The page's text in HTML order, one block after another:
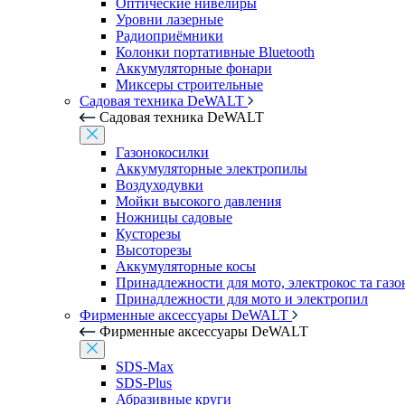
Оптические нивелиры
Уровни лазерные
Радиоприёмники
Колонки портативные Bluetooth
Аккумуляторные фонари
Миксеры строительные
Садовая техника DeWALT
Садовая техника DeWALT
Газонокосилки
Аккумуляторные электропилы
Воздуходувки
Мойки высокого давления
Ножницы садовые
Кусторезы
Высоторезы
Аккумуляторные косы
Принадлежности для мото, электрокос та
Принадлежности для мото и электропил
Фирменные аксессуары DeWALT
Фирменные аксессуары DeWALT
SDS-Max
SDS-Plus
Абразивные круги